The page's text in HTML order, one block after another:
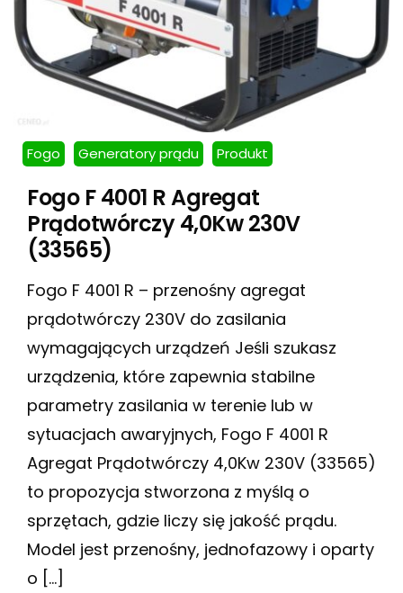
Fogo Generatory prądu Produkt
Fogo F 4001 R Agregat
Prądotwórczy 4,0Kw 230V
(33565)
Fogo F 4001 R – przenośny agregat
prądotwórczy 230V do zasilania
wymagających urządzeń Jeśli szukasz
urządzenia, które zapewnia stabilne
parametry zasilania w terenie lub w
sytuacjach awaryjnych, Fogo F 4001 R
Agregat Prądotwórczy 4,0Kw 230V (33565)
to propozycja stworzona z myślą o
sprzętach, gdzie liczy się jakość prądu.
Model jest przenośny, jednofazowy i oparty
o […]